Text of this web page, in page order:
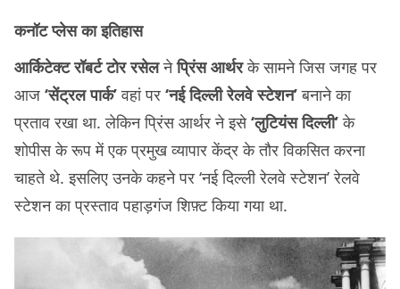
कनॉट प्लेस का इतिहास
आर्किटेक्ट रॉबर्ट टोर रसेलनेप्रिंस आर्थरके सामने जिस जगह पर
आज ‘सेंट्रल पार्क’वहां पर ‘नई दिल्ली रेलवे स्टेशन’बनाने का
प्रताव रखा था. लेकिन प्रिंस आर्थर ने इसे‘लुटियंस दिल्ली’के
शोपीस के रूप में एक प्रमुख व्यापार केंद्र के तौर विकसित करना
चाहते थे. इसलिए उनके कहने पर ‘नई दिल्ली रेलवे स्टेशन’ रेलवे
स्टेशन का प्रस्ताव पहाड़गंज शिफ़्ट किया गया था.